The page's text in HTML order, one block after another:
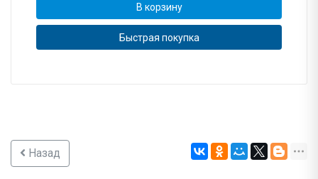
В корзину
Быстрая покупка
Назад